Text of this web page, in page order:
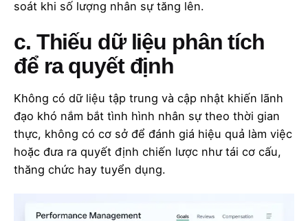
soát khi số lượng nhân sự tăng lên.
c. Thiếu dữ liệu phân tích
để ra quyết định
Không có dữ liệu tập trung và cập nhật khiến lãnh
đạo khó nắm bắt tình hình nhân sự theo thời gian
thực, không có cơ sở để đánh giá hiệu quả làm việc
hoặc đưa ra quyết định chiến lược như tái cơ cấu,
thăng chức hay tuyển dụng.